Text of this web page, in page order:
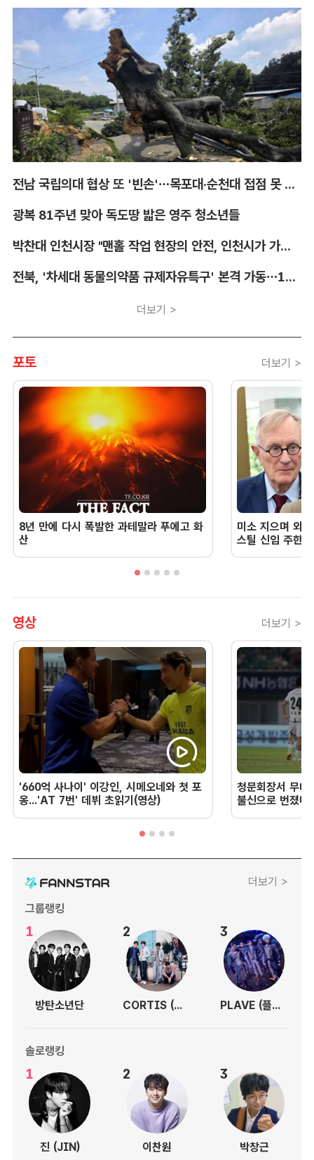
전남 국립의대 협상 또 '빈손'…목포대·순천대 접점 못 찾아
광복 81주년 맞아 독도땅 밟은 영주 청소년들
박찬대 인천시장 "맨홀 작업 현장의 안전, 인천시가 가장 앞장서겠다"
전북, '차세대 동물의약품 규제자유특구' 본격 가동…11개 기업 1273억 투자
더보기 >
포토 더보기 >
8년 만에 다시 폭발한 과테말라 푸에고 화
산
미소 지으며 외
스틸 신임 주한
영상 더보기 >
'660억 사나이' 이강인, 시메오네와 첫 포
옹...'AT 7번' 데뷔 초읽기(영상)
청문회장서 무너
불신으로 번졌
더보기 >
그룹랭킹
1
방탄소년단
2
CORTIS (코르티스)
3
PLAVE (플레이브)
솔로랭킹
1
진 (JIN)
2
이찬원
3
박창근